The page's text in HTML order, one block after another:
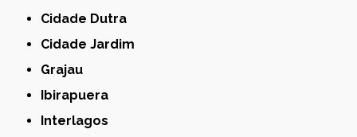
Cidade Dutra
Cidade Jardim
Grajau
Ibirapuera
Interlagos